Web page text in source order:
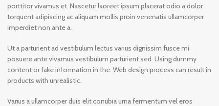
porttitor vivamus et. Nascetur laoreet ipsum placerat odio a dolor
torquent adipiscing ac aliquam mollis proin venenatis ullamcorper
imperdiet non ante a.
Ut a parturient ad vestibulum lectus varius dignissim fusce mi
posuere ante vivamus vestibulum parturient sed. Using dummy
content or fake information in the. Web design process can result in
products with unrealistic.
Varius a ullamcorper duis elit conubia urna fermentum vel eros